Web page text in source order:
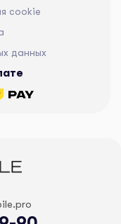
cookie
данных